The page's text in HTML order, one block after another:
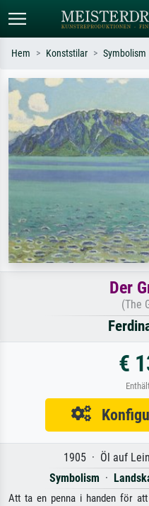
Standardsök
Sök efter konstnär, titel eller stil –
t.ex. Monet, Stjärnenatt,
impressionism, Hokusai-våg, naken.
Hem Konststilar Symbolism
Der
(The
€
1905 · Öl auf
Symbolism ·
Att ta en penna i handen för